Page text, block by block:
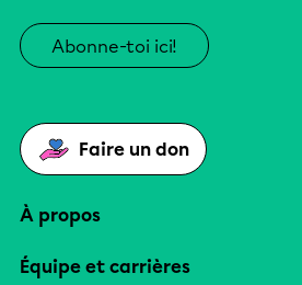
Abonne-toi ici!
Faire un don
À propos
Équipe et carrières